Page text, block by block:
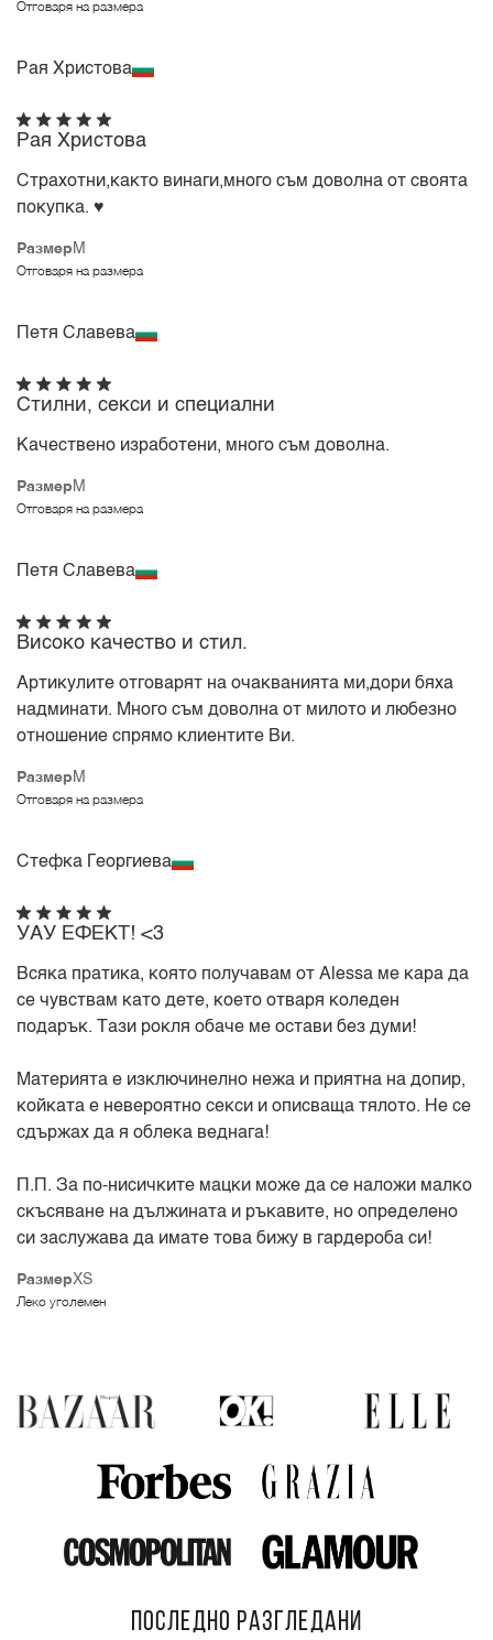
Отговаря на размера
Рая Христова
Размер M
Отговаря на размера
Рая Христова
Страхотни,както винаги,много съм доволна от своята
покупка. ♥️
Петя Славева
Размер M
Отговаря на размера
Стилни, секси и специални
Качествено изработени, много съм доволна.
Петя Славева
Размер M
Отговаря на размера
Високо качество и стил.
Артикулите отговарят на очакванията ми,дори бяха
надминати. Много съм доволна от милото и любезно
отношение спрямо клиентите Ви.
Стефка Георгиева
РазмерXS
Леко уголемен
УАУ ЕФЕКТ! <3
Всяка пратика, която получавам от Alessa ме кара да
се чувствам като дете, което отваря коледен
подарък. Тази рокля обаче ме остави без думи!
Материята е изключинелно нежа и приятна на допир,
койката е невероятно секси и описваща тялото. Не се
сдържах да я облека веднага!
П.П. За по-нисичките мацки може да се наложи малко
скъсяване на дължината и ръкавите, но определено
си заслужава да имате това бижу в гардероба си!
ПОСЛЕДНО РАЗГЛЕДАНИ